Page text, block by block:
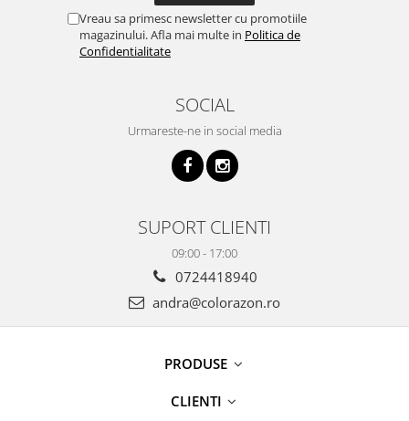
Vreau sa primesc newsletter cu promotiile
magazinului. Afla mai multe in Politica de
Confidentialitate
SOCIAL
Urmareste-ne in social media
SUPORT CLIENTI
09:00 - 17:00
0724418940
andra@colorazon.ro
PRODUSE
CLIENTI